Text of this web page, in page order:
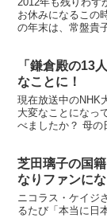
お休みになるこの
の年末は、常盤貴
「鎌倉殿の13
なことに！
現在放送中のNHK
大変なことになっ
べましたか？ 母の
芝田璃子の国
なりファンに
ニコラス・ケイジ
るたび「本当に日